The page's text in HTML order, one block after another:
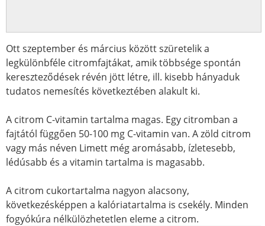
Ott szeptember és március között szüretelik a
legkülönbféle citromfajtákat, amik többsége spontán
kereszteződések révén jött létre, ill. kisebb hányaduk
tudatos nemesítés következtében alakult ki.
A citrom C-vitamin tartalma magas. Egy citromban a
fajtától függően 50-100 mg C-vitamin van. A zöld citrom
vagy más néven Limett még aromásabb, ízletesebb,
lédúsabb és a vitamin tartalma is magasabb.
A citrom cukortartalma nagyon alacsony,
következésképpen a kalóriatartalma is csekély. Minden
fogyókúra nélkülözhetetlen eleme a citrom.